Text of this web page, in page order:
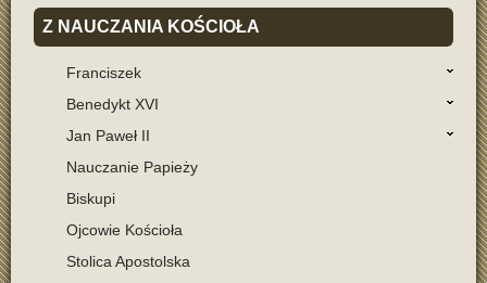
Z NAUCZANIA KOŚCIOŁA
Franciszek
Benedykt XVI
Jan Paweł II
Nauczanie Papieży
Biskupi
Ojcowie Kościoła
Stolica Apostolska